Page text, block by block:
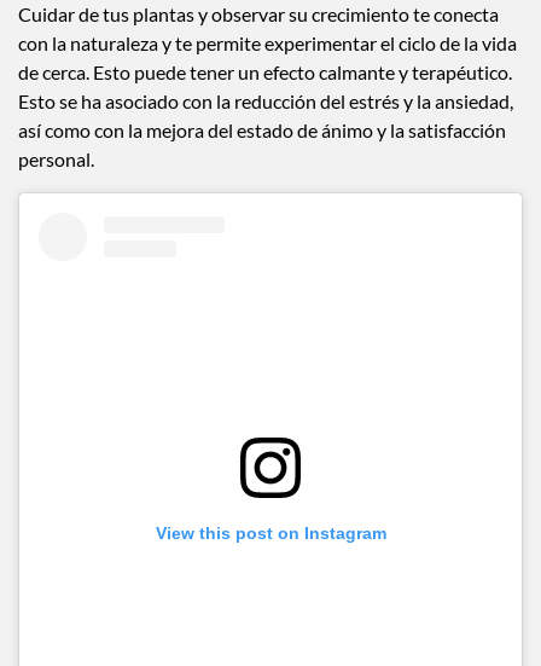
Cuidar de tus plantas y observar su crecimiento te conecta
con la naturaleza y te permite experimentar el ciclo de la vida
de cerca. Esto puede tener un efecto calmante y terapéutico.
Esto se ha asociado con la reducción del estrés y la ansiedad,
así como con la mejora del estado de ánimo y la satisfacción
personal.
View this post on Instagram